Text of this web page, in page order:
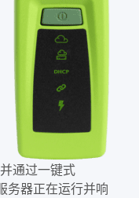
通过一键式
务器正在运行并响